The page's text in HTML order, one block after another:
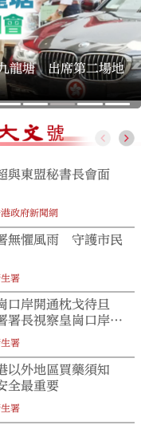
料吸金逾59億元
與東盟秘書長會面
政府新聞網
無懼風雨 守護市民
署
口岸開通枕戈待旦
署長視察皇崗口岸聯
港方口岸區衞生檢疫
準備措施
署
以外地區買藥須知
全最重要
署